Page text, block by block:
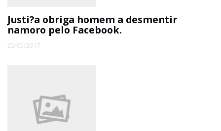
Justi?a obriga homem a desmentir
namoro pelo Facebook.
25/05/2017